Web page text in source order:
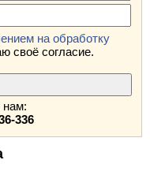
на обработку
своё согласие.
нам:
336